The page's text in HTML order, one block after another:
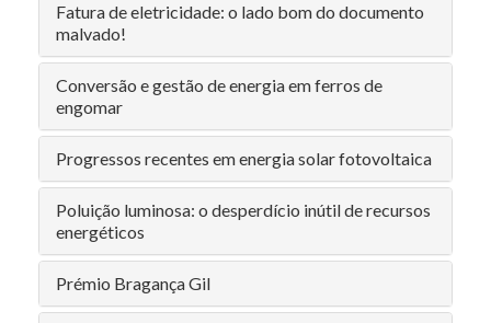
Fatura de eletricidade: o lado bom do documento
malvado!
Conversão e gestão de energia em ferros de
engomar
Progressos recentes em energia solar fotovoltaica
Poluição luminosa: o desperdício inútil de recursos
energéticos
Prémio Bragança Gil